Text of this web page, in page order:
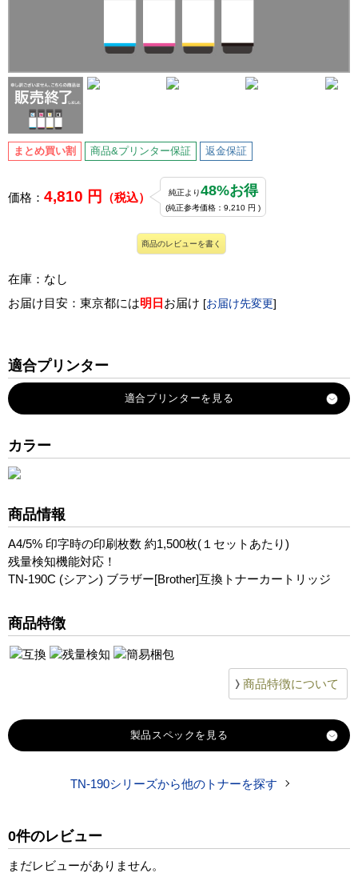
まとめ買い割 商品&プリンター保証 返金保証
価格： 4,810 円 （税込） 純正より48%お得
(純正参考価格：9,210 円 )
商品のレビューを書く
在庫：なし
お届け目安：東京都には明日 お届け [お届け先変更]
適合プリンター
MFC-9640CW
MFC-9450CDN
MFC-9440CN
DCP-9040CN
HL-4050CDN
HL-4040CN
カラー
商品情報
A4/5% 印字時の印刷枚数 約1,500枚(１セットあたり)
残量検知機能対応！
TN-190C (シアン) ブラザー[Brother]互換トナーカートリッジ
商品特徴
商品特徴について
製品スペック
対応
TN-190C シアン
TN-190シリーズから他のトナーを探す
0件のレビュー
まだレビューがありません。